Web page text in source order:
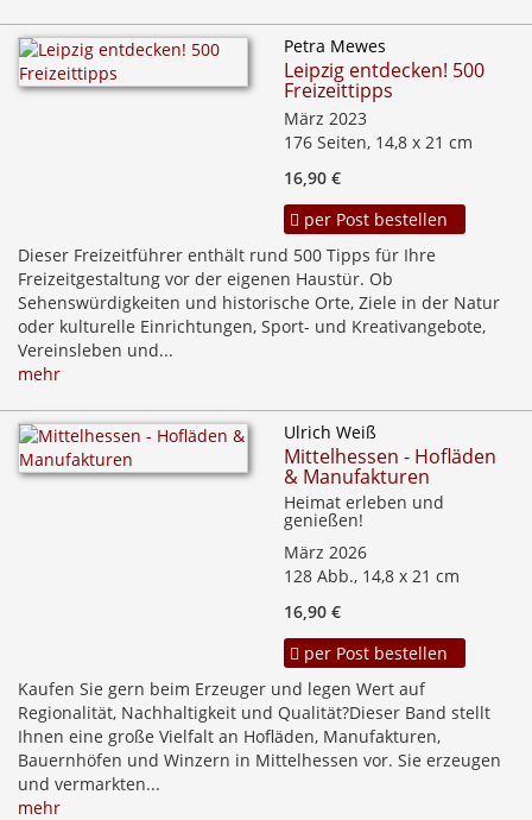
Petra Mewes
Leipzig entdecken! 500
Freizeittipps
März 2023
176 Seiten, 14,8 x 21 cm
16,90 €
per Post bestellen
Dieser Freizeitführer enthält rund 500 Tipps für Ihre
Freizeitgestaltung vor der eigenen Haustür. Ob
Sehenswürdigkeiten und historische Orte, Ziele in der Natur
oder kulturelle Einrichtungen, Sport- und Kreativangebote,
Vereinsleben und...
mehr
Ulrich Weiß
Mittelhessen - Hofläden
& Manufakturen
Heimat erleben und
genießen!
März 2026
128 Abb., 14,8 x 21 cm
16,90 €
per Post bestellen
Kaufen Sie gern beim Erzeuger und legen Wert auf
Regionalität, Nachhaltigkeit und Qualität?Dieser Band stellt
Ihnen eine große Vielfalt an Hofläden, Manufakturen,
Bauernhöfen und Winzern in Mittelhessen vor. Sie erzeugen
und vermarkten...
mehr